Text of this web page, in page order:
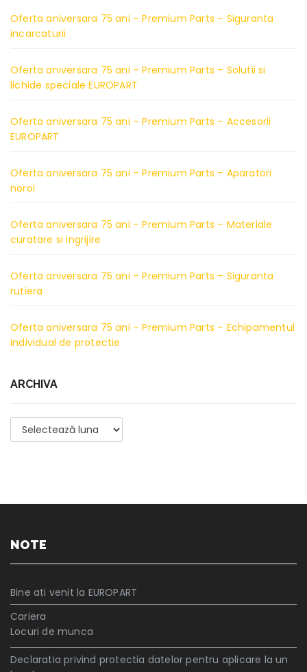
Oferta aniversara 75 ani – Premium Parts – Siguranta
incarcaturii
Oferta aniversara 75 ani – Premium Parts – Solutii si
lichide speciale EUROPART
Oferta aniversara 75 ani – Premium Parts – Accesorii
EUROPART
Oferta aniversara 75 ani – Premium Parts – Aparatori
noroi
Oferta aniversara 75 ani – Premium Parts – Materiale
curatare si ingrijire
Oferta aniversara 75 ani – Premium Parts – Siguranta
rutiera
Oferta aniversara 75 ani – Premium Parts – Echipamentul
individual de protectie
ARCHIVA
Archiva
NOTE
Bine ati venit la EUROPART
Cariera
Locuri de munca
Declaratia privind protectia datelor pentru aplicare la un